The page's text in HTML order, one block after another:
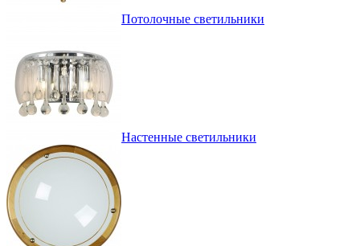
Потолочные светильники
Настенные светильники